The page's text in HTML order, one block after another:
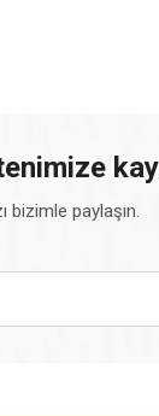
bizimle paylaşın.